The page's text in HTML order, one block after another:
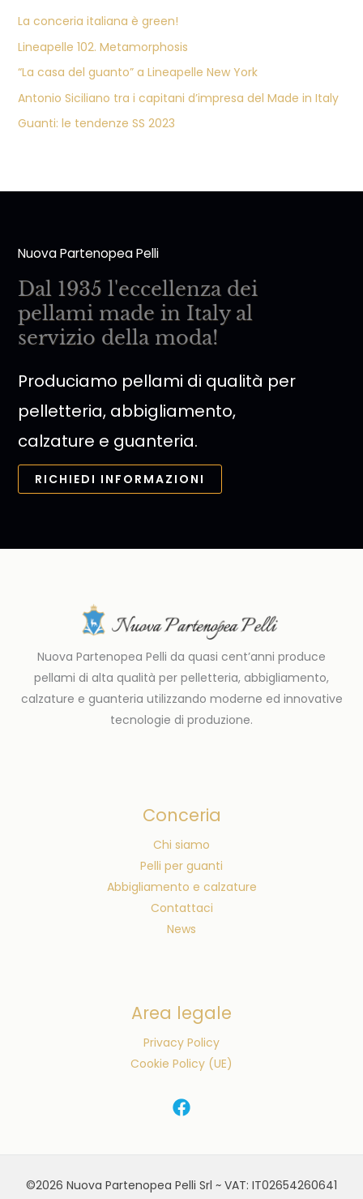
La conceria italiana è green!
Lineapelle 102. Metamorphosis
“La casa del guanto” a Lineapelle New York
Antonio Siciliano tra i capitani d’impresa del Made in Italy
Guanti: le tendenze SS 2023
Nuova Partenopea Pelli
Dal 1935 l'eccellenza dei
pellami made in Italy al
servizio della moda!
Produciamo pellami di qualità per
pelletteria, abbigliamento,
calzature e guanteria.
RICHIEDI INFORMAZIONI
Nuova Partenopea Pelli da quasi cent’anni produce
pellami di alta qualità per pelletteria, abbigliamento,
calzature e guanteria utilizzando moderne ed innovative
tecnologie di produzione.
Conceria
Chi siamo
Pelli per guanti
Abbigliamento e calzature
Contattaci
News
Area legale
Privacy Policy
Cookie Policy (UE)
©2026 Nuova Partenopea Pelli Srl ~ VAT: IT02654260641